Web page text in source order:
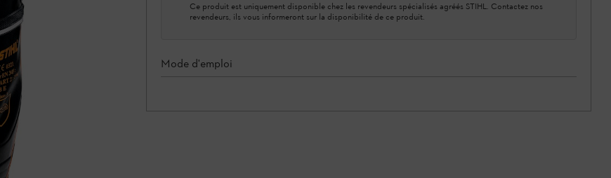
Ce produit est uniquement disponible chez les revendeurs spécialisés agréés STIHL. Contactez nos
revendeurs, ils vous informeront sur la disponibilité de ce produit.
Mode d'emploi